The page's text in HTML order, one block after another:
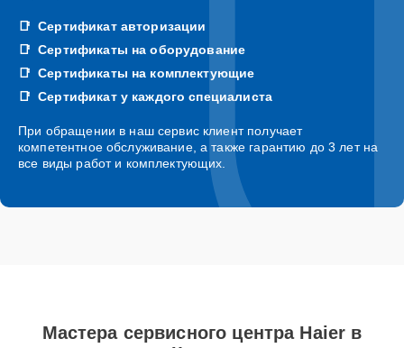
Сертификат авторизации
Сертификаты на оборудование
Сертификаты на комплектующие
Сертификат у каждого специалиста
При обращении в наш сервис клиент получает
компетентное обслуживание, а также гарантию до 3 лет на
все виды работ и комплектующих.
Мастера сервисного центра Haier в